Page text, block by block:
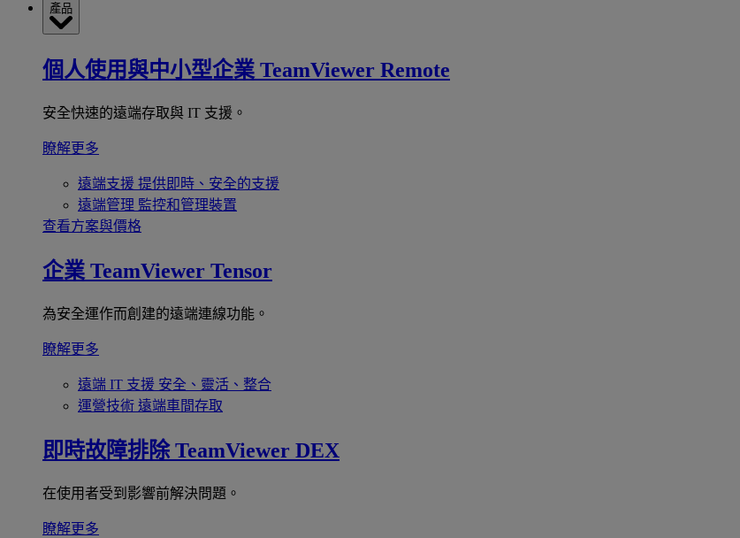
產品
個人使用與中小型企業 TeamViewer Remote
安全快速的遠端存取與 IT 支援。
瞭解更多
遠端支援 提供即時、安全的支援
遠端管理 監控和管理裝置
查看方案與價格
企業 TeamViewer Tensor
為安全運作而創建的遠端連線功能。
瞭解更多
遠端 IT 支援 安全、靈活、整合
運營技術 遠端車間存取
即時故障排除 TeamViewer DEX
在使用者受到影響前解決問題。
瞭解更多